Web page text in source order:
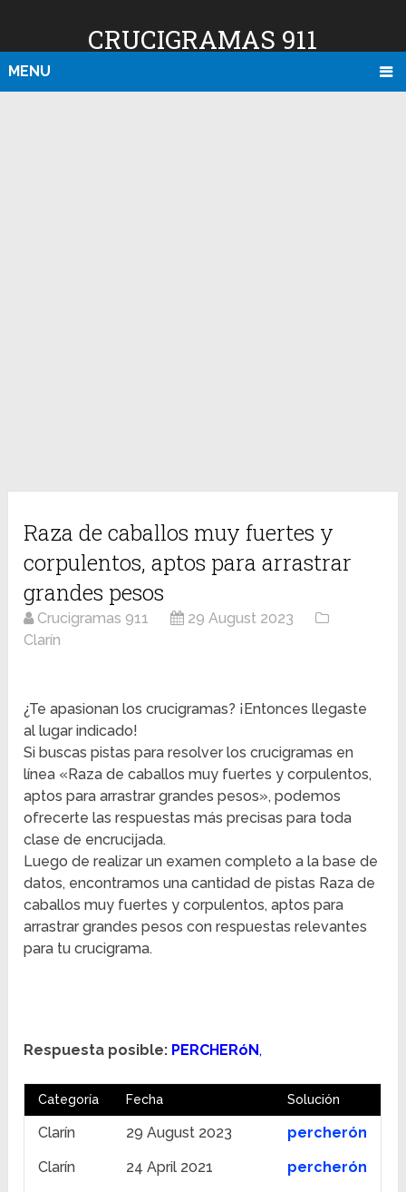
CRUCIGRAMAS 911
MENU
Raza de caballos muy fuertes y
corpulentos, aptos para arrastrar
grandes pesos
Crucigramas 911
29 August 2023
Clarín
¿Te apasionan los crucigramas? ¡Entonces llegaste
al lugar indicado!
Si buscas pistas para resolver los crucigramas en
línea «Raza de caballos muy fuertes y corpulentos,
aptos para arrastrar grandes pesos», podemos
ofrecerte las respuestas más precisas para toda
clase de encrucijada.
Luego de realizar un examen completo a la base de
datos, encontramos una cantidad de pistas Raza de
caballos muy fuertes y corpulentos, aptos para
arrastrar grandes pesos con respuestas relevantes
para tu crucigrama.
Respuesta posible: PERCHERóN,
Categoría Fecha Solución
Clarín 29 August 2023
percherón
Clarín
24 April 2021
percherón